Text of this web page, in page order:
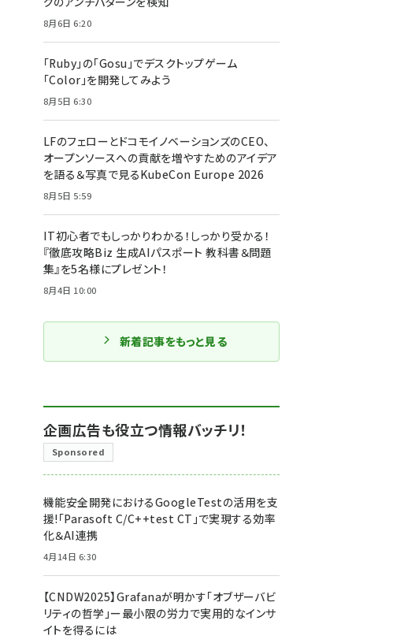
8月6日 6:20
「Ruby」の「Gosu」でデスクトップゲーム
「Color」を開発してみよう
8月5日 6:30
LFのフェローとドコモイノベーションズのCEO、
オープンソースへの貢献を増やすためのアイデア
を語る＆写真で見るKubeCon Europe 2026
8月5日 5:59
IT初心者でもしっかりわかる！しっかり受かる！
『徹底攻略Biz 生成AIパスポート 教科書＆問題
集』を5名様にプレゼント！
8月4日 10:00
新着記事をもっと見る
企画広告も役立つ情報バッチリ！
Sponsored
機能安全開発におけるGoogleTestの活用を支
援!「Parasoft C/C++test CT」で実現する効率
化＆AI連携
4月14日 6:30
【CNDW2025】Grafanaが明かす「オブザーバビ
リティの哲学」ー最小限の労力で実用的なインサ
イトを得るには